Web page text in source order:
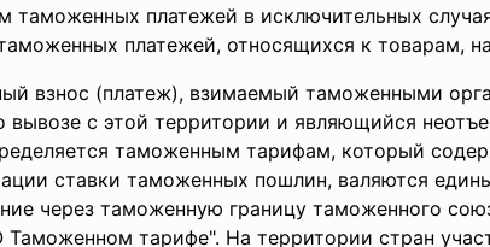
таможенных платежей в исключительных
платежей, относящихся к товарам,
взнос (платеж), взимаемый таможенными
с этой территории и являющийся
таможенным тарифам, который
ставки таможенных пошлин, валяются
через таможенную границу таможенного
тарифе". На территории стран